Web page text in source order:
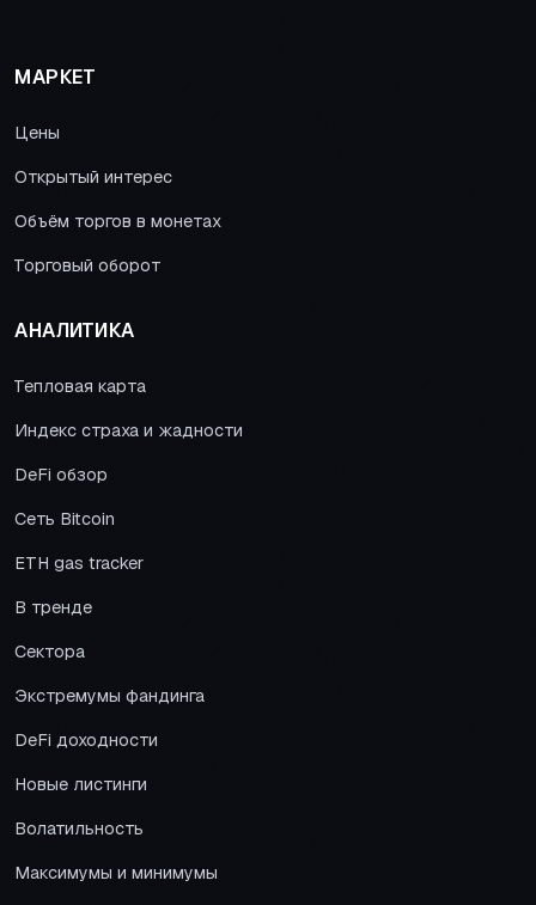
МАРКЕТ
Цены
Открытый интерес
Объём торгов в монетах
Торговый оборот
АНАЛИТИКА
Тепловая карта
Индекс страха и жадности
DeFi обзор
Сеть Bitcoin
ETH gas tracker
В тренде
Сектора
Экстремумы фандинга
DeFi доходности
Новые листинги
Волатильность
Максимумы и минимумы